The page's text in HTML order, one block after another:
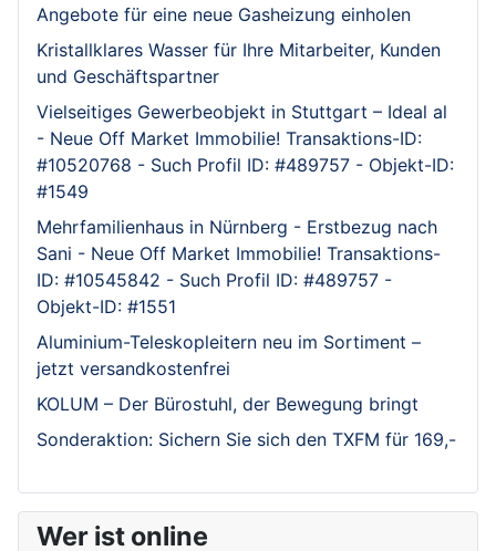
Angebote für eine neue Gasheizung einholen
Kristallklares Wasser für Ihre Mitarbeiter, Kunden
und Geschäftspartner
Vielseitiges Gewerbeobjekt in Stuttgart – Ideal al
- Neue Off Market Immobilie! Transaktions-ID:
#10520768 - Such Profil ID: #489757 - Objekt-ID:
#1549
Mehrfamilienhaus in Nürnberg - Erstbezug nach
Sani - Neue Off Market Immobilie! Transaktions-
ID: #10545842 - Such Profil ID: #489757 -
Objekt-ID: #1551
Aluminium-Teleskopleitern neu im Sortiment –
jetzt versandkostenfrei
KOLUM – Der Bürostuhl, der Bewegung bringt
Sonderaktion: Sichern Sie sich den TXFM für 169,-
Wer ist online